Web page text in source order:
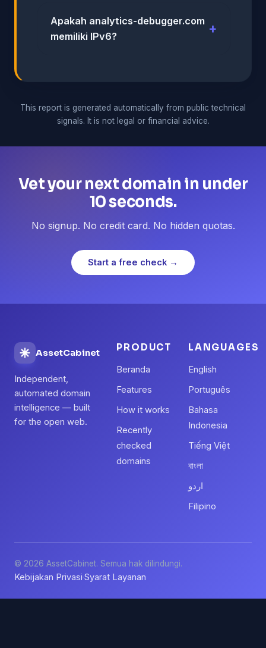
Apakah analytics-debugger.com
memiliki IPv6?
This report is generated automatically from public technical
signals. It is not legal or financial advice.
Vet your next domain in under
10 seconds.
No signup. No credit card. No hidden quotas.
Start a free check →
AssetCabinet
Independent,
automated domain
intelligence — built
for the open web.
PRODUCT
Beranda
Features
How it works
Recently
checked
domains
LANGUAGES
English
Português
Bahasa
Indonesia
Tiếng Việt
বাংলা
اردو
Filipino
© 2026 AssetCabinet. Semua hak dilindungi.
Kebijakan Privasi·Syarat Layanan